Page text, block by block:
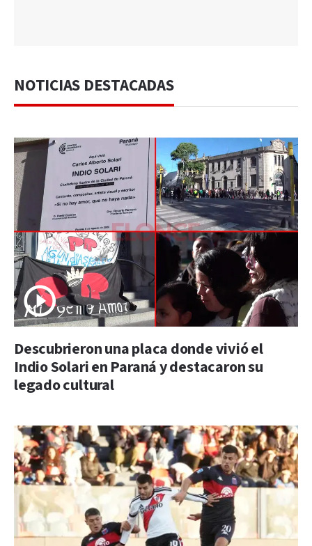
NOTICIAS DESTACADAS
Descubrieron una placa donde vivió el
Indio Solari en Paraná y destacaron su
legado cultural